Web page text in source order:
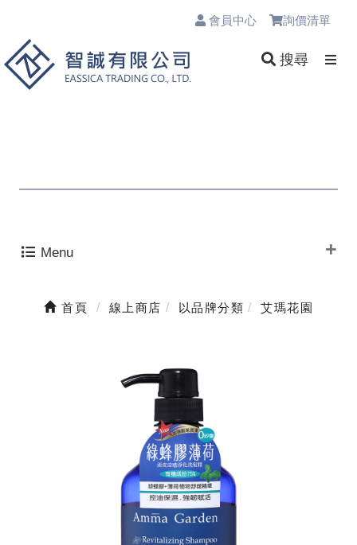
會員中心 詢價清單
搜尋
Menu
首頁 線上商店 以品牌分類 艾瑪花園